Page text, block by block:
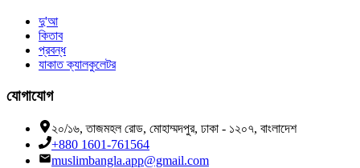
দু'আ
কিতাব
প্রবন্ধ
যাকাত ক্যালকুলেটর
যোগাযোগ
২০/১৬, তাজমহল রোড, মোহাম্মদপুর, ঢাকা - ১২০৭, বাংলাদেশ
+880 1601-761564
muslimbangla.app@gmail.com